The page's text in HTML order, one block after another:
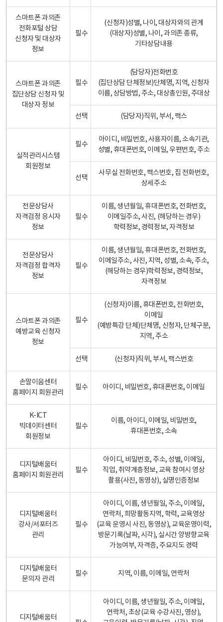
스마트폰 과의존
전화포털 상담
신청자 및 대상자
정보
필수
(신청자)성별, 나이, 대상자와의 관계
(대상자)성별, 나이, 과의존 종류,
기타상담내용
스마트폰 과의존
집단상담 신청자 및
대상자 정보
필수
(담당자)전화번호
(집단상담 단체정보)단체명, 지역, 신청자
이름, 상담방법, 주소, 대상총인원, 주대상
선택 (담당자)직위, 부서, 팩스
실적관리시스템
회원정보
필수
아이디, 비밀번호, 사용자이름, 소속기관,
성별, 휴대폰번호, 이메일, 우편번호, 주소
선택
사무실 전화번호, 팩스번호, 집 전화번호,
상세주소
전문상담사
자격검정 응시자
정보
필수
이름, 생년월일, 휴대폰번호, 전화번호,
이메일주소, 사진, (해당하는 경우)
학력정보, 경력정보, 자격정보
전문상담사
자격검정 합격자
정보
필수
이름, 생년월일, 휴대폰번호, 전화번호,
이메일주소, 사진, 지역, 성별, 소속, 주소,
(해당하는 경우)학력정보, 경력정보,
자격정보
스마트폰 과의존
예방교육 신청자
정보
필수
(신청자)이름, 휴대폰번호, 전화번호,
이메일
(예방특강 단체)단체명, 신청자, 단체구분,
지역, 주소
선택 (신청자)직위, 부서, 팩스번호
손말이음센터
홈페이지 회원관리
필수 아이디, 비밀번호, 휴대폰번호, 이메일
K-ICT
빅데이터센터
회원정보
필수
이름, 아이디, 이메일, 비밀번호,
휴대폰번호, 소속
디지털배움터
홈페이지 회원관리
필수
아이디, 비밀번호, 주소, 성별, 이메일,
직업, 취약계층정보, 교육 참여시 영상
촬용(사진, 동영상), 실명인증정보
디지털배움터
강사/서포터즈
관리
필수
아이디, 이름, 생년월일, 주소, 이메일,
연락처, 희망활동지역, 학력, 교육영상
(교육 운영시 사진, 동영상), 교육운영이력,
방문기록(날짜, 시각), 실시간 양방향교육
가능여부, 자격증, 주요지도 경력
디지털배움터
문의자 관리
필수 지역, 이름, 이메일, 연락처
디지털배움터
아이디, 이름, 생년월일, 주소, 이메일,
연락처, 초상(교육 수강사진, 영상),